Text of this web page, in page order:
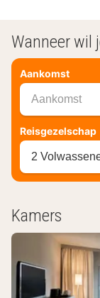
Wanneer wil
Aankomst
Aankomst
Reisgezelschap
2
Kamers